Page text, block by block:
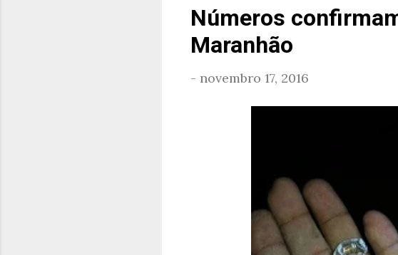
Números
Maranhão
- novembro 17, 2016